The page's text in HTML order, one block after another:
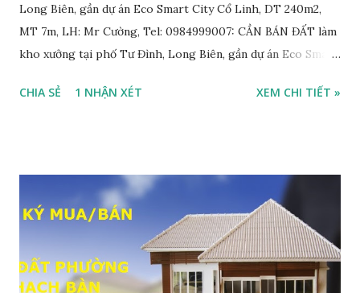
Long Biên, gần dự án Eco Smart City Cổ Linh, DT 240m2,
MT 7m, LH: Mr Cường, Tel: 0984999007: CẦN BÁN ĐẤT làm
kho xưởng tại phố Tư Đình, Long Biên, gần dự án Eco Smart
nằm trên mặt ngõ thông, đường rộng 8m, 2 ô tô tránh nhau;
bán: 17,5 tỷ, có thương lượng với khách thiện chí mua nhanh;
THÔNG TIN TIỆN ÍCH XUNG QUANH MẢNH ĐẤT LÀM
KHO XƯỞNG TẠI PHỐ TƯ ĐÌNH CẦN BÁN: • Đất nằm trên
mặt ngõ phố Tư Đình, ngõ trước nhà rộng 8m, ngõ thông, ô
tô tránh nhau; • Cách mặt đường Cổ Linh khoảng 200m; •
CHIA SẺ 1 NHẬN XÉT XEM CHI TIẾT »